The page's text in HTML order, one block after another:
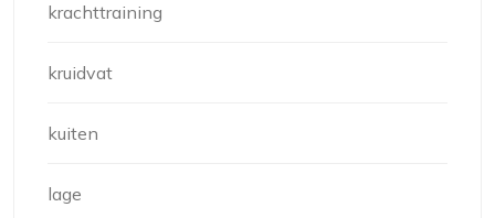
krachttraining
kruidvat
kuiten
lage